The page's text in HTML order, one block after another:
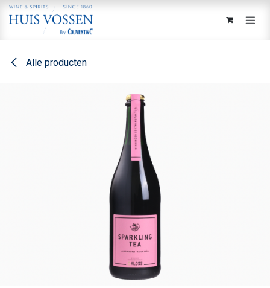
Overslaan naar inhoud
Alle producten